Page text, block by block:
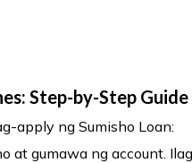
Step-by-Step Guide
apply ng Sumisho Loan:
gumawa ng account.